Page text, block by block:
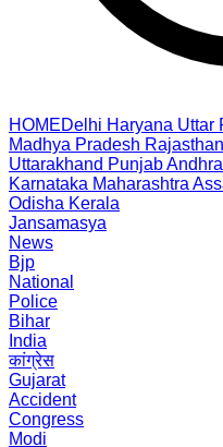
HOMEDelhi Haryana Uttar
Madhya Pradesh Rajasthan
Uttarakhand Punjab
Karnataka Maharashtra
Odisha Kerala
Jansamasya
News
Bjp
National
Police
Bihar
India
कांग्रेस
Gujarat
Accident
Congress
Modi